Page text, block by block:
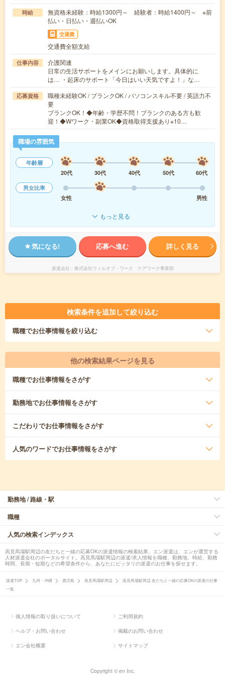
時給
無資格未経験：時給1300円～ 経験者：時給1400円～ ※前
払い・日払い・週払いOK
交通費
交通費全額支給
仕事内容
介護関連
日常の生活サポートをメインにお願いします。具体的に
は… ・起床のサポート「今日はいい天気ですよ！」な…
応募資格
職種未経験OK / ブランクOK / パソコンスキル不要 / 英語力不
要
ブランクOK！◆年齢・学歴不問！ブランクのある方も歓
迎！◆Wワーク・副業OK◆資格取得支援あり※10…
職場の雰囲気
年齢層
20代
30代 40代 50代
60代
男女比率
女性
男性
もっと見る
気になる! 応募へ進む 詳しく見る
派遣会社 株式会社ウィルオブ・ワーク ケアワーク事業部
検索条件を追加して絞り込む
職種でお仕事情報を絞り込む
他の検索結果ページを見る
職種でお仕事情報をさがす
勤務地でお仕事情報をさがす
こだわりでお仕事情報をさがす
人気のワードでお仕事情報をさがす
勤務地 / 路線・駅
職種
人気の検索インデックス
高見馬場駅周辺の友だちと一緒の応募OKの派遣情報の検索結果。エン派遣は、エンが運営する
人材派遣会社のポータルサイト。高見馬場駅周辺の派遣/求人情報を職種、勤務地、時給、勤務
時間、長期・短期などの希望条件から、あなたにピッタリの派遣のお仕事を探せます。
派遣TOP 九州・沖縄 鹿児島 高見馬場駅周辺
高見馬場駅周辺 友だちと一緒の応募OKの派遣の仕事
一覧
個人情報の取り扱いについて ご利用規約
ヘルプ・お問い合わせ 掲載のお問い合わせ
エン会社概要 サイトマップ
Copyright © en Inc.